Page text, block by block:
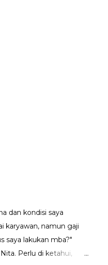
dan kondisi saya
karyawan, namun gaji
saya lakukan mba?"
Perlu di ketahui,